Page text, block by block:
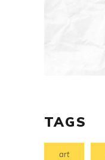
TAGS
art